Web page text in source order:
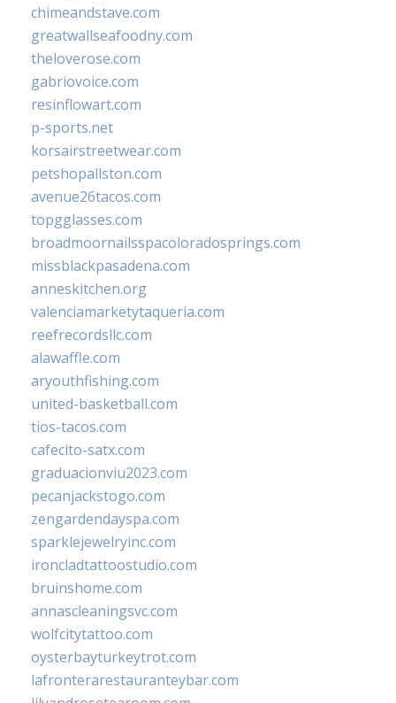
chimeandstave.com
greatwallseafoodny.com
theloverose.com
gabriovoice.com
resinflowart.com
p-sports.net
korsairstreetwear.com
petshopallston.com
avenue26tacos.com
topgglasses.com
broadmoornailsspacoloradosprings.com
missblackpasadena.com
anneskitchen.org
valenciamarketytaqueria.com
reefrecordsllc.com
alawaffle.com
aryouthfishing.com
united-basketball.com
tios-tacos.com
cafecito-satx.com
graduacionviu2023.com
pecanjackstogo.com
zengardendayspa.com
sparklejewelryinc.com
ironcladtattoostudio.com
bruinshome.com
annascleaningsvc.com
wolfcitytattoo.com
oysterbayturkeytrot.com
lafronterarestauranteybar.com